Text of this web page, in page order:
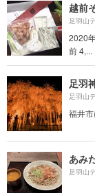
越前
足羽山
2020
前 4,...
足羽
足羽山
福井市
あみ
足羽山